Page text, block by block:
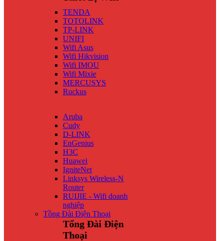
TENDA
TOTOLINK
TP-LINK
UNIFI
Wifi Asus
Wifi Hikvision
Wifi IMOU
Wifi Mixie
MERCUSYS
Ruckus
Aruba
Cudy
D-LINK
EnGenius
H3C
Huawei
IgniteNet
Linksys Wireless-N
Router
RUIJIE - Wifi doanh
nghiệp
Tồng Đài Điện Thoại
Tổng Đài Điện
Thoại